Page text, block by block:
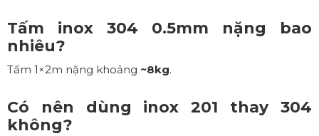
Tấm inox 304 0.5mm nặng bao
nhiêu?
Tấm 1×2m nặng khoảng ~8kg.
Có nên dùng inox 201 thay 304
không?